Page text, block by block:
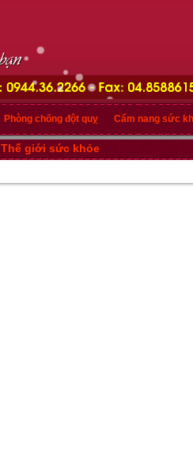
Phòng chống đột quỵ Cẩm nang sức
Thế giới sức khỏe